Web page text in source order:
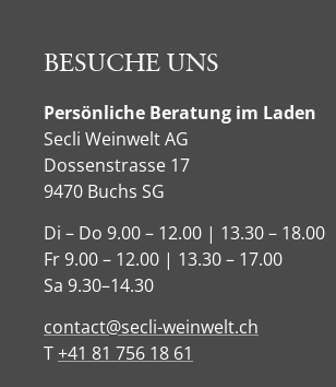
BESUCHE UNS
Persönliche Beratung im Laden
Secli Weinwelt AG
Dossenstrasse 17
9470 Buchs SG
Di – Do 9.00 – 12.00 | 13.30 – 18.00
Fr 9.00 – 12.00 | 13.30 – 17.00
Sa 9.30–14.30
contact@secli-weinwelt.ch
T+41 81 756 18 61